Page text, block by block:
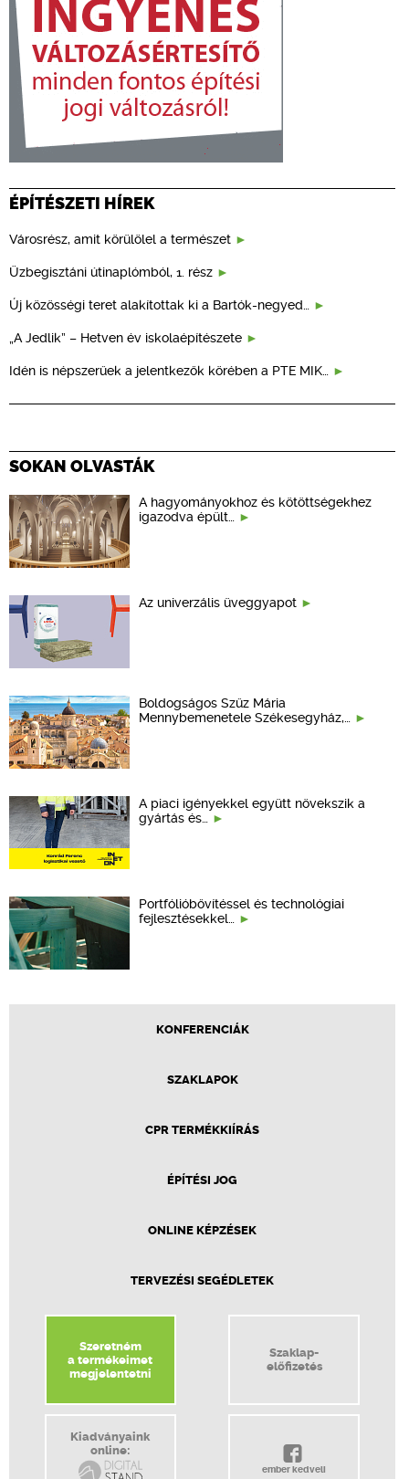
ÉPÍTÉSZETI HÍREK
Városrész, amit körülölel a természet
Üzbegisztáni útinaplómból, 1. rész
Új közösségi teret alakítottak ki a Bartók-negyed…
„A Jedlik” – Hetven év iskolaépítészete
Idén is népszerűek a jelentkezők körében a PTE MIK…
SOKAN OLVASTÁK
A hagyományokhoz és kötöttségekhez
igazodva épült…
Az univerzális üveggyapot
Boldogságos Szűz Mária
Mennybemenetele Székesegyház,…
A piaci igényekkel együtt növekszik a
gyártás és…
Portfólióbővítéssel és technológiai
fejlesztésekkel…
KONFERENCIÁK
SZAKLAPOK
CPR TERMÉKKIÍRÁS
ÉPÍTÉSI JOG
ONLINE KÉPZÉSEK
TERVEZÉSI SEGÉDLETEK
Szeretném
a termékeimet
megjelentetni
Szaklap-
előfizetés
Kiadványaink
online:
ember kedveli